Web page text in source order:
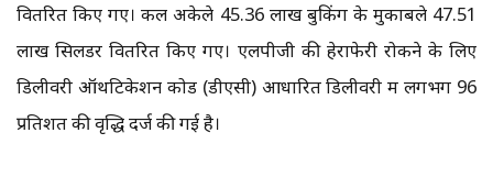
वितरित किए गए। कल अकेले 45.36 लाख बुकिंग के मुकाबले 47.51
लाख सिलेंडर वितरित किए गए। एलपीजी की हेराफेरी रोकने के लिए
डिलीवरी ऑथेंटिकेशन कोड (डीएसी) आधारित डिलीवरी में लगभग 96
प्रतिशत की वृद्धि दर्ज की गई है।